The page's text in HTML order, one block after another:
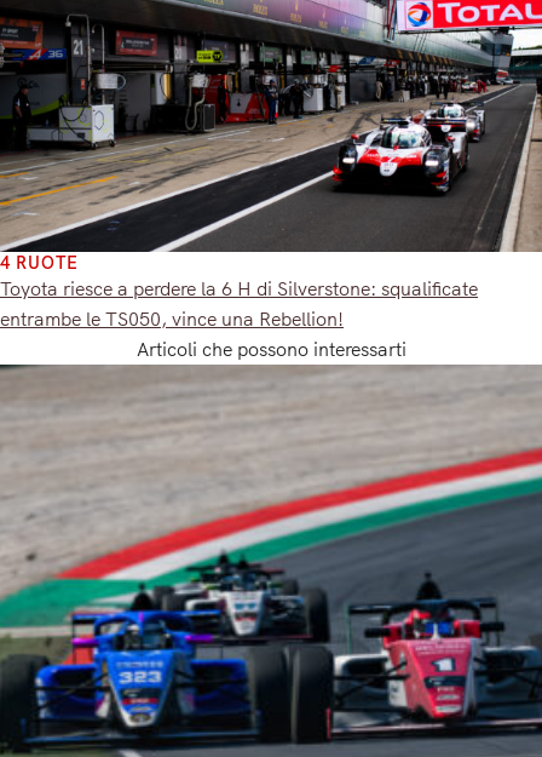
4 RUOTE
Toyota riesce a perdere la 6 H di Silverstone: squalificate
entrambe le TS050, vince una Rebellion!
Articoli che possono interessarti